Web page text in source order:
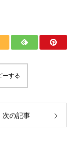
ーする
次の記事